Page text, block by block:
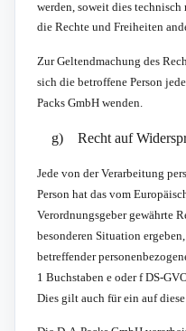
werden, soweit dies
die Rechte und Freiheiten
Zur Geltendmachung des
sich die betroffene Person
Packs GmbH wenden.
g) Recht auf
Jede von der Verarbeitung
Person hat das vom
Verordnungsgeber gewährte
besonderen Situation
betreffender
1 Buchstaben e oder f DS-
Dies gilt auch für ein auf